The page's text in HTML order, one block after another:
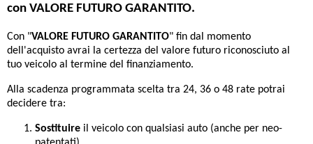
con VALORE FUTURO GARANTITO.
Con "VALORE FUTURO GARANTITO" fin dal momento
dell'acquisto avrai la certezza del valore futuro riconosciuto al
tuo veicolo al termine del finanziamento.
Alla scadenza programmata scelta tra 24, 36 o 48 rate potrai
decidere tra:
Sostituire il veicolo con qualsiasi auto (anche per neo-